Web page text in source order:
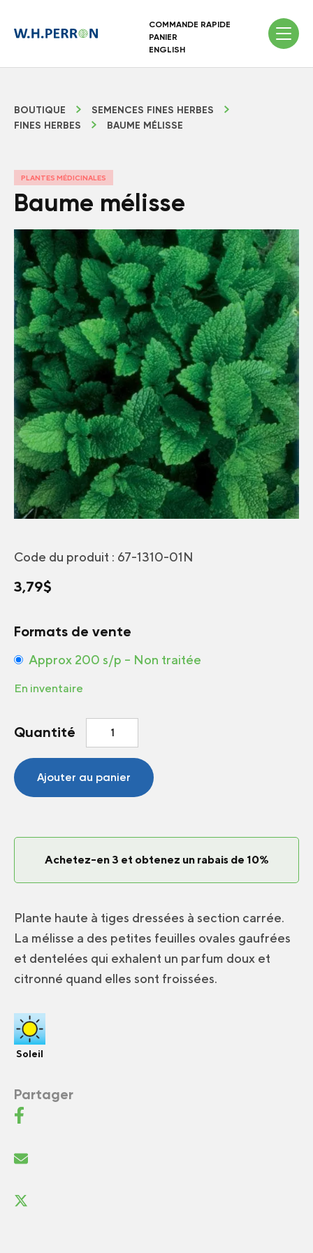
COMMANDE RAPIDE
PANIER
ENGLISH
BOUTIQUE
SEMENCES FINES HERBES
FINES HERBES
BAUME MÉLISSE
PLANTES MÉDICINALES
Baume mélisse
Code du produit : 67-1310-01N
3,79$
Formats de vente
Approx 200 s/p – Non traitée
En inventaire
Quantité
Baume
mélisse
Ajouter au panier
Achetez-en 3 et obtenez un rabais de 10%
Plante haute à tiges dressées à section carrée.
La mélisse a des petites feuilles ovales gaufrées
et dentelées qui exhalent un parfum doux et
citronné quand elles sont froissées.
Soleil
Partager